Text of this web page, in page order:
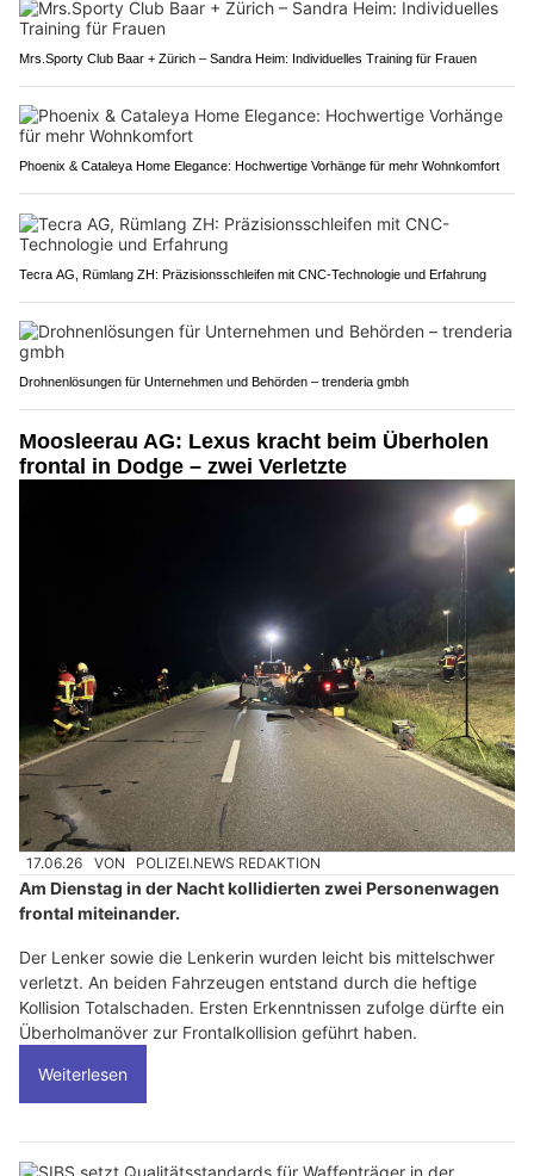
Mrs.Sporty Club Baar + Zürich – Sandra Heim: Individuelles Training für Frauen
Phoenix & Cataleya Home Elegance: Hochwertige Vorhänge für mehr Wohnkomfort
Tecra AG, Rümlang ZH: Präzisionsschleifen mit CNC-Technologie und Erfahrung
Drohnenlösungen für Unternehmen und Behörden – trenderia gmbh
Moosleerau AG: Lexus kracht beim Überholen
frontal in Dodge – zwei Verletzte
17.06.26 VON POLIZEI.NEWS REDAKTION
Am Dienstag in der Nacht kollidierten zwei Personenwagen
frontal miteinander.
Der Lenker sowie die Lenkerin wurden leicht bis mittelschwer
verletzt. An beiden Fahrzeugen entstand durch die heftige
Kollision Totalschaden. Ersten Erkenntnissen zufolge dürfte ein
Überholmanöver zur Frontalkollision geführt haben.
Weiterlesen